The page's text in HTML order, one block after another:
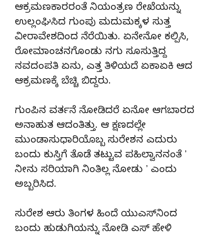
ಆಕ್ರಮಣಕಾರರಂತೆ ನಿಯಂತ್ರಣ ರೇಖೆಯನ್ನು
ಉಲ್ಲಂಘಿಸಿದ ಗುಂಪು ಮದುಮಕ್ಕಳ ಸುತ್ತ
ವೀರಾವೇಶದಿಂದ ನೆರೆಯಿತು. ಏನೇನೋ ಕಲ್ಪಿಸಿ,
ರೋಮಾಂಚನಗೊಂಡು ನಗು ಸೂಸುತ್ತಿದ್ದ
ನವದಂಪತಿ ಏನು, ಎತ್ತ ತಿಳಿಯದೆ ಏಕಾಏಕಿ ಆದ
ಆಕ್ರಮಣಕ್ಕೆ ಬೆಚ್ಚಿ ಬಿದ್ದರು.
ಗುಂಪಿನ ವರ್ತನೆ ನೋಡಿದರೆ ಏನೋ ಆಗಬಾರದ
ಅನಾಹುತ ಆದಂತಿತ್ತು. ಆ ಕ್ಷಣದಲ್ಲೇ
ಮುಂಡಾಸುಧಾರಿಯೊಬ್ಬ ಸುರೇಶನ ಎದುರು
ಬಂದು ಕುಸ್ತಿಗೆ ತೊಡೆ ತಟ್ಟುವ ಪಹಿಲ್ವಾನನಂತೆ ʼ
ನೀನು ಸರಿಯಾಗಿ ನಿಂತಿಲ್ಲ ನೋಡು ʼ ಎಂದು
ಅಬ್ಬರಿಸಿದ.
ಸುರೇಶ ಆರು ತಿಂಗಳ ಹಿಂದೆ ಯುಎಸ್‌ನಿಂದ
ಬಂದು ಹುಡುಗಿಯನ್ನು ನೋಡಿ ಎಸ್‌ ಹೇಳಿ